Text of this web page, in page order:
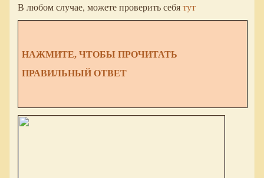
В любом случае, можете проверить себятут
НАЖМИТЕ, ЧТОБЫ ПРОЧИТАТЬ
ПРАВИЛЬНЫЙ ОТВЕТ